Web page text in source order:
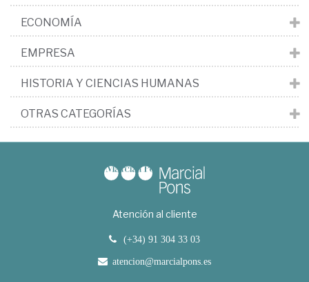
ECONOMÍA
EMPRESA
HISTORIA Y CIENCIAS HUMANAS
OTRAS CATEGORÍAS
Atención al cliente
(+34) 91 304 33 03
atencion@marcialpons.es